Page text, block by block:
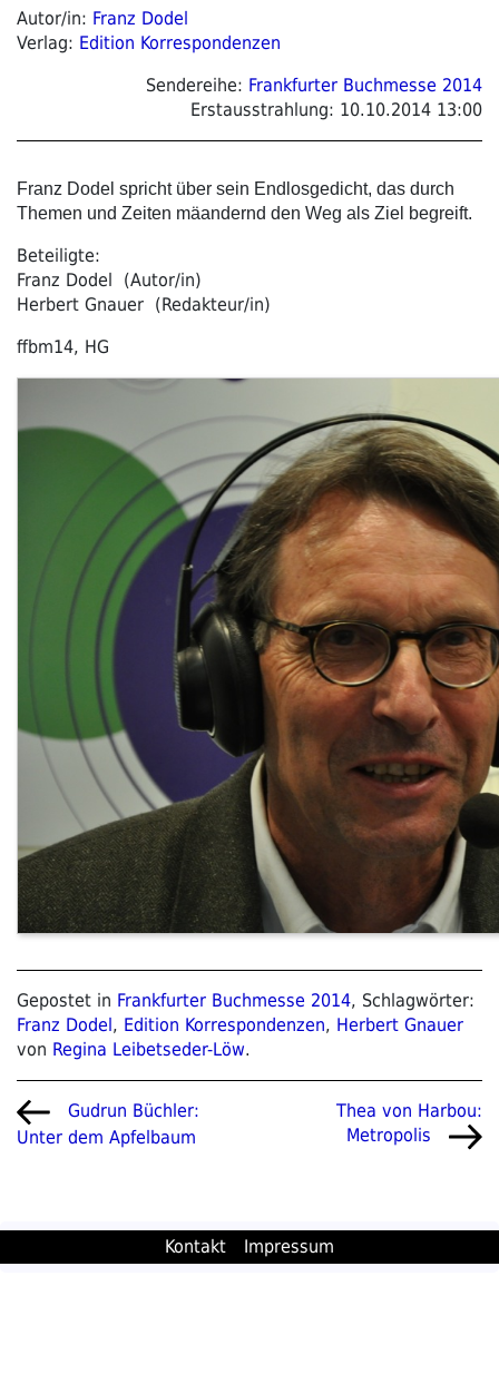
Autor/in: Franz Dodel
Verlag: Edition Korrespondenzen
Sendereihe: Frankfurter Buchmesse 2014
Erstausstrahlung: 10.10.2014 13:00
Franz Dodel spricht über sein Endlosgedicht, das durch
Themen und Zeiten mäandernd den Weg als Ziel begreift.
Beteiligte:
Franz Dodel (Autor/in)
Herbert Gnauer (Redakteur/in)
ffbm14, HG
Gepostet in Frankfurter Buchmesse 2014, Schlagwörter:
Franz Dodel, Edition Korrespondenzen, Herbert Gnauer
von Regina Leibetseder-Löw.
Beitragsnavigation
Vorheriger
Beitrag
Gudrun Büchler:
Unter dem Apfelbaum
Nächster
Beitrag
Thea von Harbou:
Metropolis
Kontakt Impressum